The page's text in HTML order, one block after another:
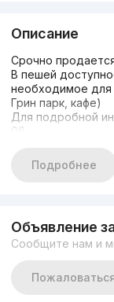
Описание
Срочно
В пешей
необходимое для
Грин парк, кафе)
Для подробной
06
Подробнее
Объявление
Сообщите нам и